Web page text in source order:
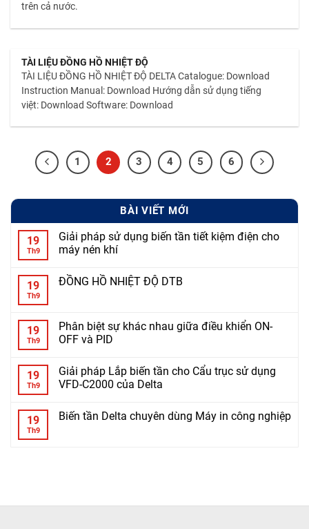
BÀI VIẾT MỚI
19
Th9
Giải pháp sử dụng biến tần tiết kiệm điện cho
máy nén khí
19
Th9
ĐỒNG HỒ NHIỆT ĐỘ DTB
19
Th9
Phân biệt sự khác nhau giữa điều khiển ON-
OFF và PID
19
Th9
Giải pháp Lắp biến tần cho Cẩu trục sử dụng
VFD-C2000 của Delta
19
Th9
Biến tần Delta chuyên dùng Máy in công nghiệp
trên cả nước.
TÀI LIỆU ĐỒNG HỒ NHIỆT ĐỘ
TÀI LIỆU ĐỒNG HỒ NHIỆT ĐỘ DELTA Catalogue: Download
Instruction Manual: Download Hướng dẫn sử dụng tiếng
việt: Download Software: Download
1 2 3 4 5 6